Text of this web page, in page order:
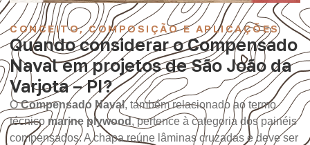
CONCEITO, COMPOSIÇÃO E APLICAÇÕES
Quando considerar o Compensado
Naval em projetos de São João da
Varjota – PI?
OCompensado Naval, também relacionado ao termo
técnico marine plywood, pertence à categoria dos painéis
compensados. A chapa reúne lâminas cruzadas e deve ser